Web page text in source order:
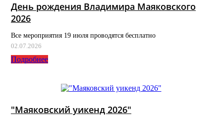
День рождения Владимира Маяковского
2026
Все мероприятия 19 июля проводятся бесплатно
02.07.2026
Подробнее
"Маяковский уикенд 2026"